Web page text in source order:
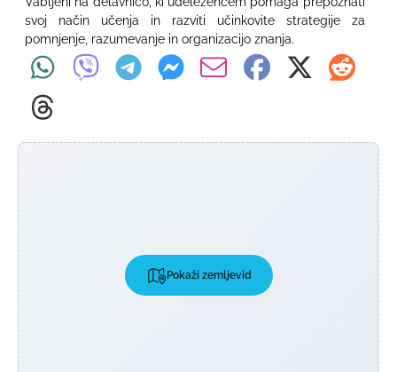
svoj način učenja in razviti učinkovite strategije za
pomnjenje, razumevanje in organizacijo znanja.
Pokaži zemljevid